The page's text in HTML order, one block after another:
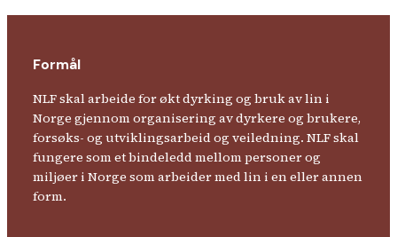
Formål
NLF skal arbeide for økt dyrking og bruk av lin i
Norge gjennom organisering av dyrkere og brukere,
forsøks- og utviklingsarbeid og veiledning. NLF skal
fungere som et bindeledd mellom personer og
miljøer i Norge som arbeider med lin i en eller annen
form.